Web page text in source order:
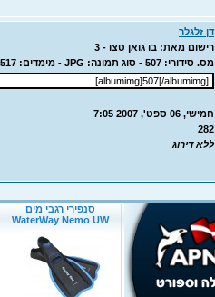
דן זלגלר
רישום מאת: בו גואן טצו - 3
מס. סידורי: 507 - סוג תמונה: JPG - מימדים: 65KB - 400X517
חמישי, 06 ספט', 2007 7:05
282
ללא דירוג